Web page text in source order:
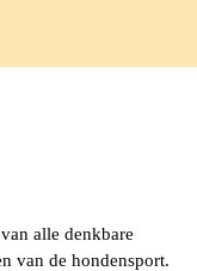
alle denkbare
van de hondensport.